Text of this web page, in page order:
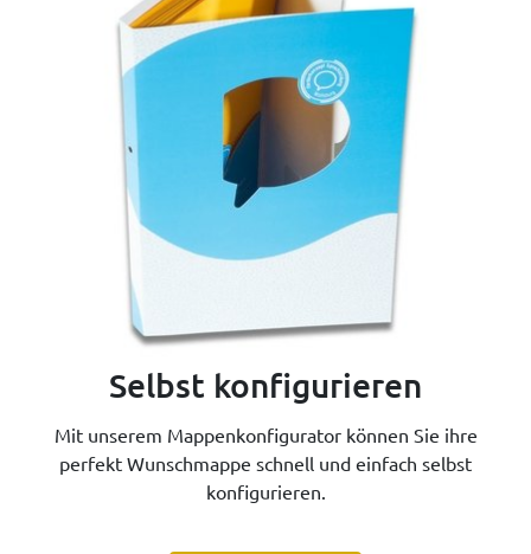
Selbst konfigurieren
Mit unserem Mappenkonfigurator können Sie ihre
perfekt Wunschmappe schnell und einfach selbst
konfigurieren.